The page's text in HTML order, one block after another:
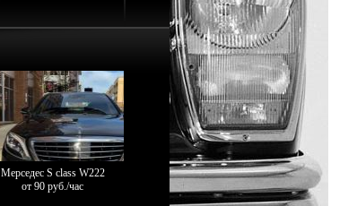
Мерседес S class W222
от 90 руб./час